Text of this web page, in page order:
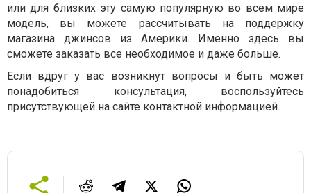
или для близких эту самую популярную во всем мире
модель, вы можете рассчитывать на поддержку
магазина джинсов из Америки. Именно здесь вы
сможете заказать все необходимое и даже больше.
Если вдруг у вас возникнут вопросы и быть может
понадобиться консультация, воспользуйтесь
присутствующей на сайте контактной информацией.